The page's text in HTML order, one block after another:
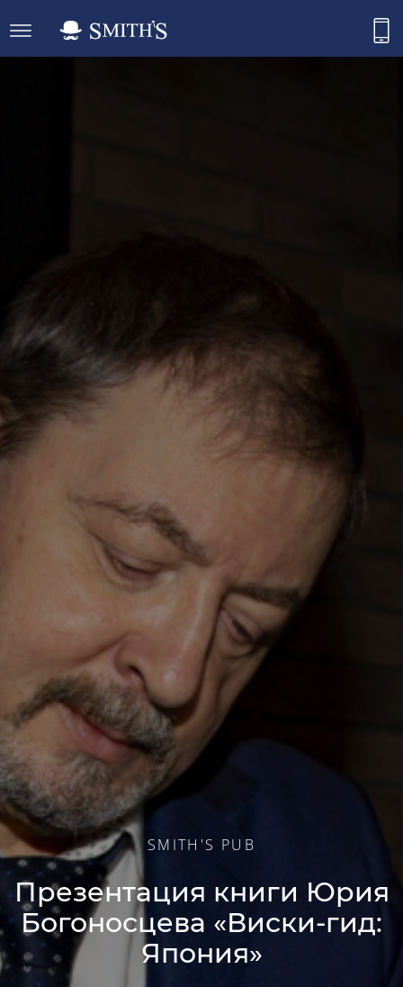
SMITH'S PUB
Презентация книги Юрия
Богоносцева «Виски-гид:
Япония»